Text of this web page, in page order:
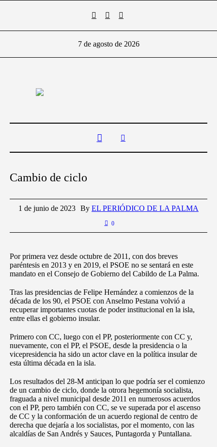
7 de agosto de 2026
Cambio de ciclo
1 de junio de 2023 By EL PERIÓDICO DE LA PALMA
0
Por primera vez desde octubre de 2011, con dos breves
paréntesis en 2013 y en 2019, el PSOE no se sentará en este
mandato en el Consejo de Gobierno del Cabildo de La Palma.
Tras las presidencias de Felipe Hernández a comienzos de la
década de los 90, el PSOE con Anselmo Pestana volvió a
recuperar importantes cuotas de poder institucional en la isla,
entre ellas el gobierno insular.
Primero con CC, luego con el PP, posteriormente con CC y,
nuevamente, con el PP, el PSOE, desde la presidencia o la
vicepresidencia ha sido un actor clave en la política insular de
esta última década en la isla.
Los resultados del 28-M anticipan lo que podría ser el comienzo
de un cambio de ciclo, donde la otrora hegemonía socialista,
fraguada a nivel municipal desde 2011 en numerosos acuerdos
con el PP, pero también con CC, se ve superada por el ascenso
de CC y la conformación de un acuerdo regional de centro de
derecha que dejaría a los socialistas, por el momento, con las
alcaldías de San Andrés y Sauces, Puntagorda y Puntallana.